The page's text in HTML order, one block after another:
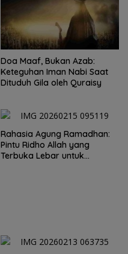
Doa Maaf, Bukan Azab:
Keteguhan Iman Nabi Saat
Dituduh Gila oleh Quraisy
Rahasia Agung Ramadhan:
Pintu Ridho Allah yang
Terbuka Lebar untuk